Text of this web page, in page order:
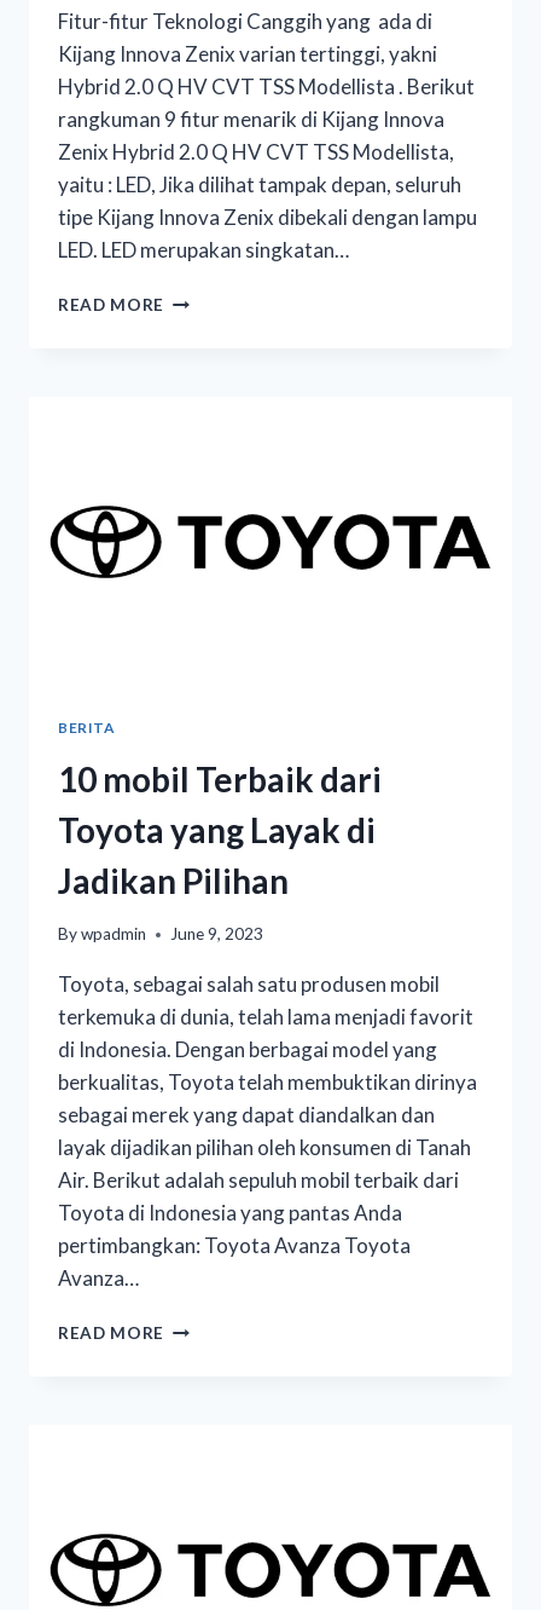
Fitur-fitur Teknologi Canggih yang ada di
Kijang Innova Zenix varian tertinggi, yakni
Hybrid 2.0 Q HV CVT TSS Modellista . Berikut
rangkuman 9 fitur menarik di Kijang Innova
Zenix Hybrid 2.0 Q HV CVT TSS Modellista,
yaitu : LED, Jika dilihat tampak depan, seluruh
tipe Kijang Innova Zenix dibekali dengan lampu
LED. LED merupakan singkatan…
READ MORE
BERITA
10 mobil Terbaik dari
Toyota yang Layak di
Jadikan Pilihan
Bywpadmin June 9, 2023
Toyota, sebagai salah satu produsen mobil
terkemuka di dunia, telah lama menjadi favorit
di Indonesia. Dengan berbagai model yang
berkualitas, Toyota telah membuktikan dirinya
sebagai merek yang dapat diandalkan dan
layak dijadikan pilihan oleh konsumen di Tanah
Air. Berikut adalah sepuluh mobil terbaik dari
Toyota di Indonesia yang pantas Anda
pertimbangkan: Toyota Avanza Toyota
Avanza…
READ MORE